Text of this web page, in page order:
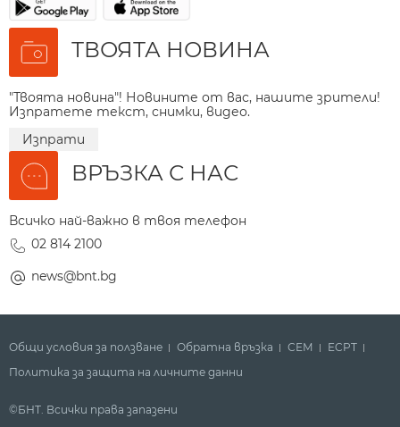
ТВОЯТА НОВИНА
"Твоята новина"! Новините от вас, нашите зрители!
Изпратете текст, снимки, видео.
Изпрати
ВРЪЗКА С НАС
Всичко най-важно в твоя телефон
02 814 2100
news@bnt.bg
Общи условия за ползване Обратна връзка СЕМ
ECPT
Политика за защита на личните данни
©БНТ. Всички права запазени